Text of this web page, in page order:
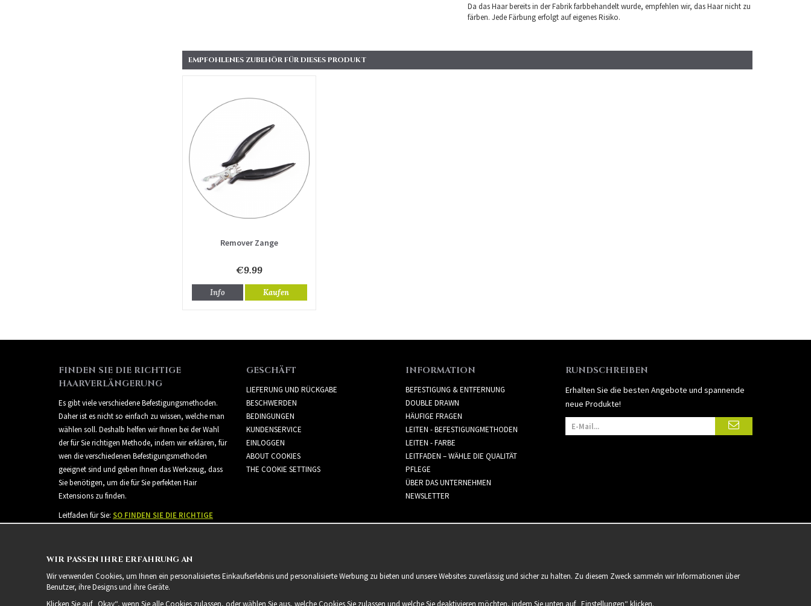
Da das Haar bereits in der Fabrik farbbehandelt wurde, empfehlen wir, das Haar nicht zu
färben. Jede Färbung erfolgt auf eigenes Risiko.
EMPFOHLENES ZUBEHÖR FÜR DIESES PRODUKT
Remover Zange
€9.99
Info Kaufen
FINDEN SIE DIE RICHTIGE
HAARVERLÄNGERUNG
Es gibt viele verschiedene Befestigungsmethoden.
Daher ist es nicht so einfach zu wissen, welche man
wählen soll. Deshalb helfen wir Ihnen bei der Wahl
der für Sie richtigen Methode, indem wir erklären, für
wen die verschiedenen Befestigungsmethoden
geeignet sind und geben Ihnen das Werkzeug, dass
Sie benötigen, um die für Sie perfekten Hair
Extensions zu finden.
Leitfaden für Sie: SO FINDEN SIE DIE RICHTIGE
GESCHÄFT
LIEFERUNG UND RÜCKGABE
BESCHWERDEN
BEDINGUNGEN
KUNDENSERVICE
EINLOGGEN
ABOUT COOKIES
THE COOKIE SETTINGS
INFORMATION
BEFESTIGUNG & ENTFERNUNG
DOUBLE DRAWN
HÄUFIGE FRAGEN
LEITEN - BEFESTIGUNGMETHODEN
LEITEN - FARBE
LEITFADEN – WÄHLE DIE QUALITÄT
PFLEGE
ÜBER DAS UNTERNEHMEN
NEWSLETTER
RUNDSCHREIBEN
Erhalten Sie die besten Angebote und spannende
neue Produkte!
WIR PASSEN IHRE ERFAHRUNG AN
Wir verwenden Cookies, um Ihnen ein personalisiertes Einkaufserlebnis und personalisierte Werbung zu bieten und unsere Websites zuverlässig und sicher zu halten. Zu diesem Zweck sammeln wir Informationen über
Benutzer, ihre Designs und ihre Geräte.
Klicken Sie auf „Okay“, wenn Sie alle Cookies zulassen, oder wählen Sie aus, welche Cookies Sie zulassen und welche Sie deaktivieren möchten, indem Sie unten auf „Einstellungen“ klicken.